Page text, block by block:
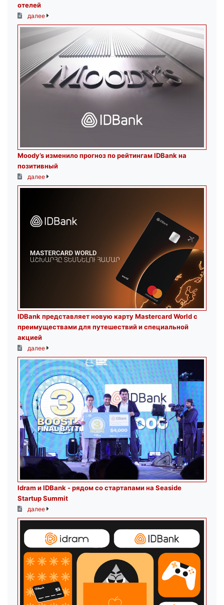
отелей
далее
Moody’s изменило прогноз по рейтингам IDBank на
позитивный
далее
IDBank представляет новую карту Mastercard World с
преимуществами для путешествий и специальной
акцией
далее
Idram и IDBank - рядом со стартапами на Seaside
Startup Summit
далее